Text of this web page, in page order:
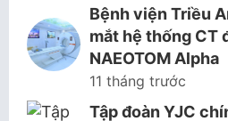
Bệnh viện Triều
mắt hệ thống CT
NAEOTOM Alpha
11 tháng trước
Tập đoàn YJC